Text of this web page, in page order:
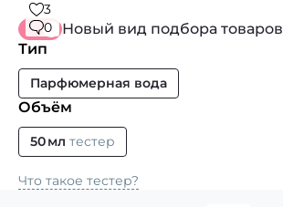
3
0
Новый вид подбора товаров
Тип
Парфюмерная вода
Объём
50 мл тестер
Что такое тестер?